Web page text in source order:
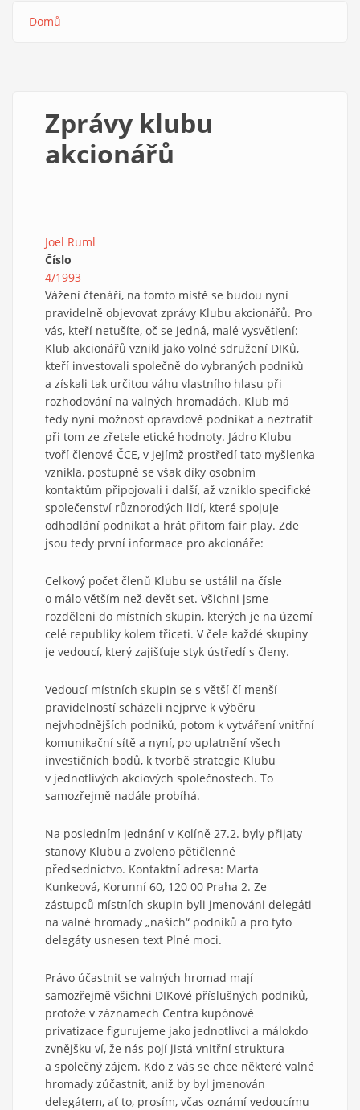
Domů
Zprávy klubu
akcionářů
Joel Ruml
Číslo
4/1993
Vážení čtenáři, na tomto místě se budou nyní
pravidelně objevovat zprávy Klubu akcionářů. Pro
vás, kteří netušíte, oč se jedná, malé vysvětlení:
Klub akcionářů vznikl jako volné sdružení DIKů,
kteří investovali společně do vybraných podniků
a získali tak určitou váhu vlastního hlasu při
rozhodování na valných hromadách. Klub má
tedy nyní možnost opravdově podnikat a neztratit
při tom ze zřetele etické hodnoty. Jádro Klubu
tvoří členové ČCE, v jejímž prostředí tato myšlenka
vznikla, postupně se však díky osobním
kontaktům připojovali i další, až vzniklo specifické
společenství různorodých lidí, které spojuje
odhodlání podnikat a hrát přitom fair play. Zde
jsou tedy první informace pro akcionáře:
Celkový počet členů Klubu se ustálil na čísle
o málo větším než devět set. Všichni jsme
rozděleni do místních skupin, kterých je na území
celé republiky kolem třiceti. V čele každé skupiny
je vedoucí, který zajišťuje styk ústředí s členy.
Vedoucí místních skupin se s větší čí menší
pravidelností scházeli nejprve k výběru
nejvhodnějších podniků, potom k vytváření vnitřní
komunikační sítě a nyní, po uplatnění všech
investičních bodů, k tvorbě strategie Klubu
v jednotlivých akciových společnostech. To
samozřejmě nadále probíhá.
Na posledním jednání v Kolíně 27.2. byly přijaty
stanovy Klubu a zvoleno pětičlenné
předsednictvo. Kontaktní adresa: Marta
Kunkeová, Korunní 60, 120 00 Praha 2. Ze
zástupců místních skupin byli jmenováni delegáti
na valné hromady „našich“ podniků a pro tyto
delegáty usnesen text Plné moci.
Právo účastnit se valných hromad mají
samozřejmě všichni DIKové příslušných podniků,
protože v záznamech Centra kupónové
privatizace figurujeme jako jednotlivci a málokdo
zvnějšku ví, že nás pojí jistá vnitřní struktura
a společný zájem. Kdo z vás se chce některé valné
hromady zúčastnit, aniž by byl jmenován
delegátem, ať to, prosím, včas oznámí vedoucímu